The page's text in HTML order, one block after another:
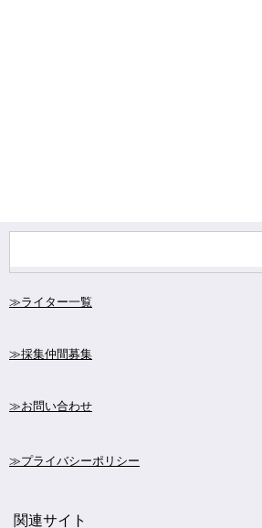
≫ライター一覧
≫採集仲間募集
≫お問い合わせ
≫プライバシーポリシー
関連サイト